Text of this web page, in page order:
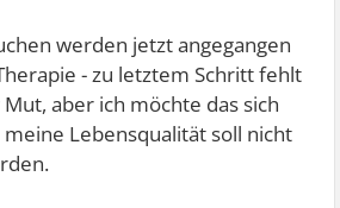
werden jetzt angegangen
- zu letztem Schritt fehlt
aber ich möchte das sich
Lebensqualität soll nicht